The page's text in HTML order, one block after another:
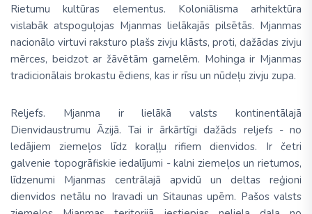
Rietumu kultūras elementus. Koloniālisma arhitektūra
vislabāk atspoguļojas Mjanmas lielākajās pilsētās. Mjanmas
nacionālo virtuvi raksturo plašs zivju klāsts, proti, dažādas zivju
mērces, beidzot ar žāvētām garnelēm. Mohinga ir Mjanmas
tradicionālais brokastu ēdiens, kas ir rīsu un nūdeļu zivju zupa.
Reljefs. Mjanma ir lielākā valsts kontinentālajā
Dienvidaustrumu Āzijā. Tai ir ārkārtīgi dažāds reljefs - no
ledājiem ziemeļos līdz koraļļu rifiem dienvidos. Ir četri
galvenie topogrāfiskie iedalījumi - kalni ziemeļos un rietumos,
līdzenumi Mjanmas centrālajā apvidū un deltas reģioni
dienvidos netālu no Iravadi un Sitaunas upēm. Pašos valsts